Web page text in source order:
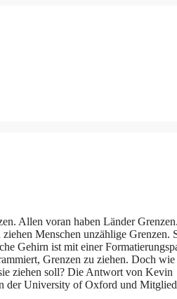
Allen voran haben Länder
Menschen unzählige Grenzen.
Gehirn ist mit einer
Grenzen zu ziehen. Doch
ziehen soll? Die Antwort von Kevin
der University of Oxford und